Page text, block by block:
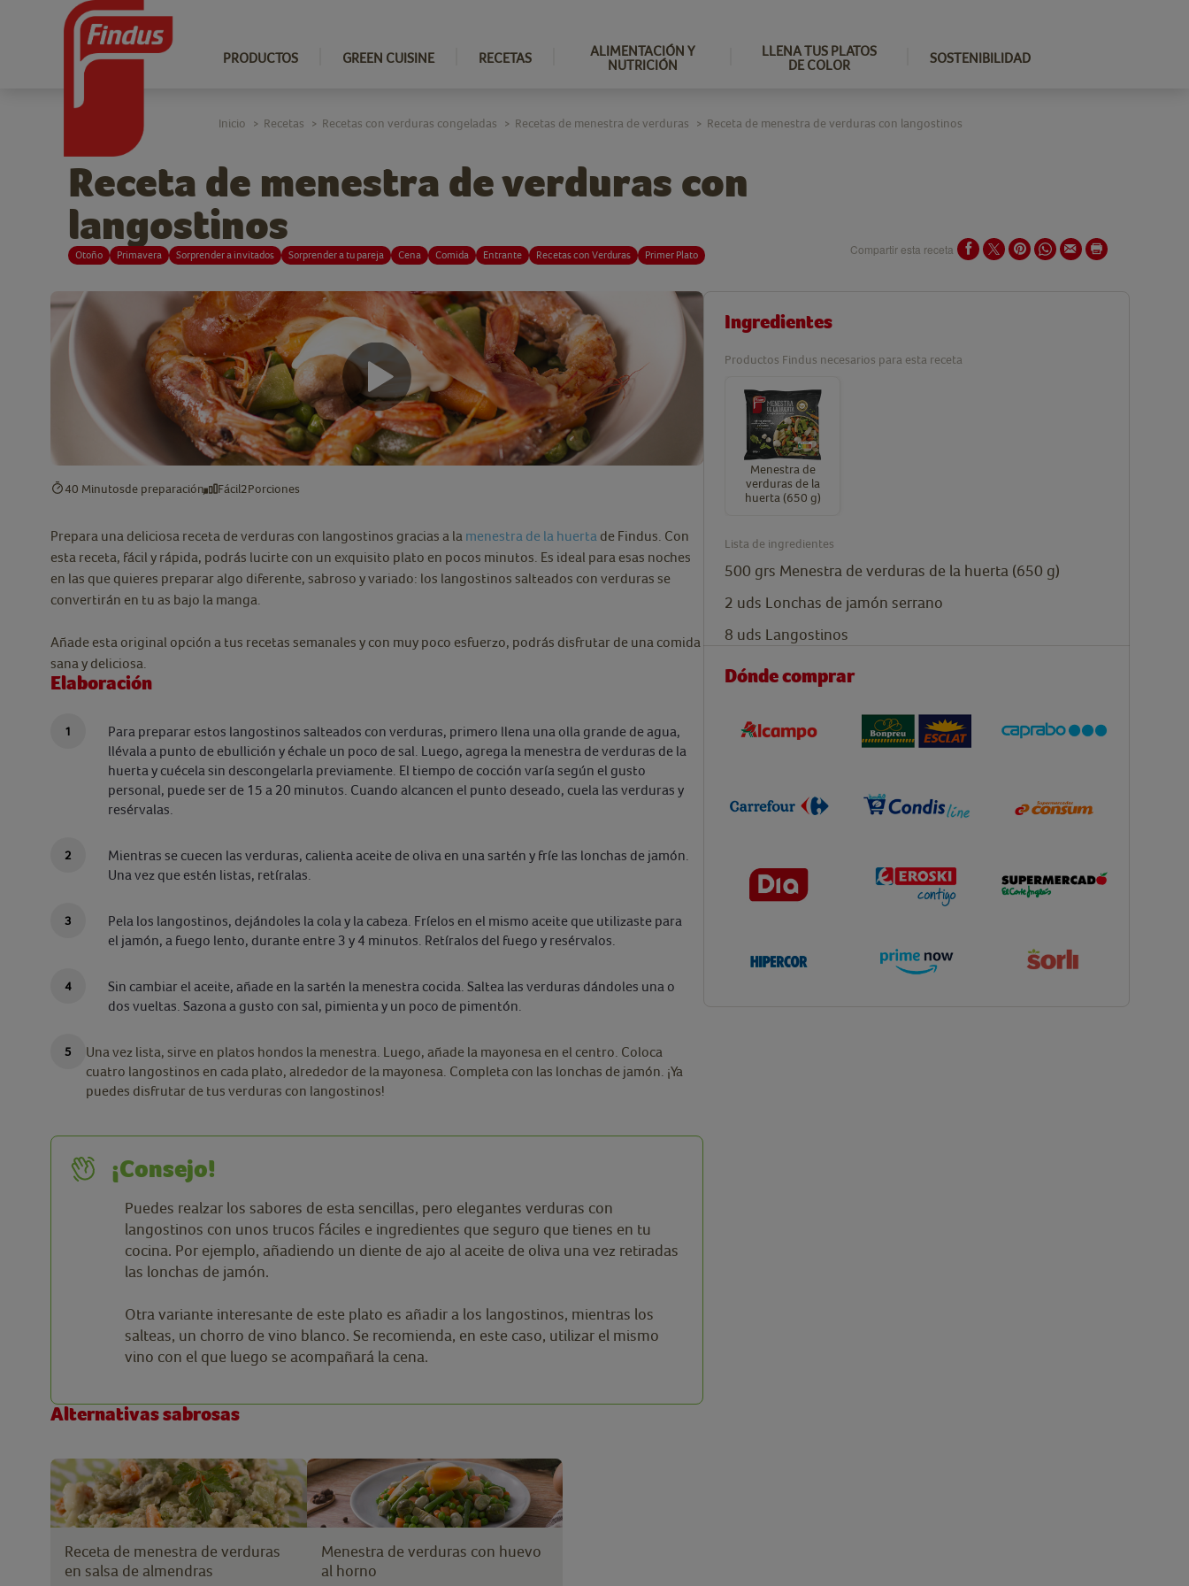
PRODUCTOS GREEN CUISINE RECETAS
ALIMENTACIÓN Y
NUTRICIÓN
LLENA TUS PLATOS
DE COLOR
SOSTENIBILIDAD
Receta de menestra de verduras con
langostinos
Otoño Primavera Sorprender a invitados Sorprender a tu pareja Cena Comida Entrante Recetas con Verduras Primer Plato Compartir esta receta
Inicio > Recetas > Recetas con verduras congeladas > Recetas de menestra de verduras > Receta de menestra de verduras con langostinos
40 Minutosde preparación Fácil2Porciones
Prepara una deliciosa receta de verduras con langostinos gracias a la menestra de la huerta de Findus. Con
esta receta, fácil y rápida, podrás lucirte con un exquisito plato en pocos minutos. Es ideal para esas noches
en las que quieres preparar algo diferente, sabroso y variado: los langostinos salteados con verduras se
convertirán en tu as bajo la manga.
Añade esta original opción a tus recetas semanales y con muy poco esfuerzo, podrás disfrutar de una comida
sana y deliciosa.
Elaboración
Para preparar estos langostinos salteados con verduras, primero llena una olla grande de agua,
llévala a punto de ebullición y échale un poco de sal. Luego, agrega la menestra de verduras de la
huerta y cuécela sin descongelarla previamente. El tiempo de cocción varía según el gusto
personal, puede ser de 15 a 20 minutos. Cuando alcancen el punto deseado, cuela las verduras y
resérvalas.
Mientras se cuecen las verduras, calienta aceite de oliva en una sartén y fríe las lonchas de jamón.
Una vez que estén listas, retíralas.
Pela los langostinos, dejándoles la cola y la cabeza. Fríelos en el mismo aceite que utilizaste para
el jamón, a fuego lento, durante entre 3 y 4 minutos. Retíralos del fuego y resérvalos.
Sin cambiar el aceite, añade en la sartén la menestra cocida. Saltea las verduras dándoles una o
dos vueltas. Sazona a gusto con sal, pimienta y un poco de pimentón.
Una vez lista, sirve en platos hondos la menestra. Luego, añade la mayonesa en el centro. Coloca
cuatro langostinos en cada plato, alrededor de la mayonesa. Completa con las lonchas de jamón. ¡Ya
puedes disfrutar de tus verduras con langostinos!
¡Consejo!
Puedes realzar los sabores de esta sencillas, pero elegantes verduras con
langostinos con unos trucos fáciles e ingredientes que seguro que tienes en tu
cocina. Por ejemplo, añadiendo un diente de ajo al aceite de oliva una vez retiradas
las lonchas de jamón.
Otra variante interesante de este plato es añadir a los langostinos, mientras los
salteas, un chorro de vino blanco. Se recomienda, en este caso, utilizar el mismo
vino con el que luego se acompañará la cena.
Ingredientes
Productos Findus necesarios para esta receta
Menestra de
verduras de la
huerta (650 g)
Lista de ingredientes
500 grs Menestra de verduras de la huerta (650 g)
2 uds Lonchas de jamón serrano
8 uds Langostinos
Dónde comprar
Alternativas sabrosas
Receta de menestra de verduras
en salsa de almendras
Menestra de verduras con huevo
al horno